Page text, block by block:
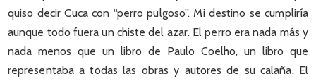
quiso decir Cuca con “perro pulgoso”. Mi destino se cumpliría
aunque todo fuera un chiste del azar. El perro era nada más y
nada menos que un libro de Paulo Coelho, un libro que
representaba a todas las obras y autores de su calaña. El